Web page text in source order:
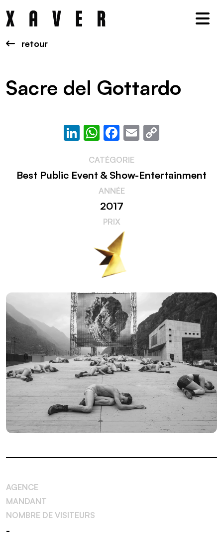
retour
Sacre del Gottardo
LinkedIn
WhatsApp
Facebook
Email
CATÉGORIE
Best Public Event & Show-Entertainment
ANNÉE
2017
PRIX
AGENCE
MANDANT
NOMBRE DE VISITEURS
-